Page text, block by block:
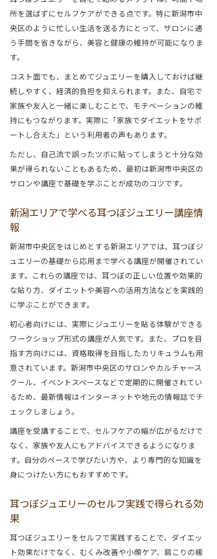
所を選ばずにセルフケアができる点です。特に新潟市中
央区のように忙しい生活を送る方にとって、サロンに通
う手間を省きながら、美容と健康の維持が可能になりま
す。
コスト面でも、まとめてジュエリーを購入しておけば継
続しやすく、経済的負担を抑えられます。また、自宅で
家族や友人と一緒に楽しむことで、モチベーションの維
持にもつながります。実際に「家族でダイエットをサポ
ートし合えた」という利用者の声もあります。
ただし、自己流で誤ったツボに貼ってしまうと十分な効
果が得られないこともあるため、最初は新潟市中央区の
サロンや講座で基礎を学ぶことが成功のコツです。
新潟エリアで学べる耳つぼジュエリー講座情
報
新潟市中央区をはじめとする新潟エリアでは、耳つぼジ
ュエリーの基礎から応用まで学べる講座が開催されてい
ます。これらの講座では、耳つぼの正しい位置や効果的
な貼り方、ダイエットや美容への活用方法などを実践的
に学ぶことができます。
初心者向けには、実際にジュエリーを貼る体験ができる
ワークショップ形式の講座が人気です。また、プロを目
指す方向けには、資格取得を目指したカリキュラムも用
意されています。新潟市中央区のサロンやカルチャース
クール、イベントスペースなどで定期的に開催されてい
るため、最新情報はインターネットや地元の情報誌でチ
ェックしましょう。
講座を受講することで、セルフケアの幅が広がるだけで
なく、家族や友人にもアドバイスできるようになりま
す。自分のペースで学びたい方や、より専門的な知識を
身につけたい方にもおすすめです。
耳つぼジュエリーのセルフ実践で得られる効
果
耳つぼジュエリーをセルフで実践することで、ダイエッ
ト効果だけでなく、むくみ改善や小顔ケア、肩こりの緩